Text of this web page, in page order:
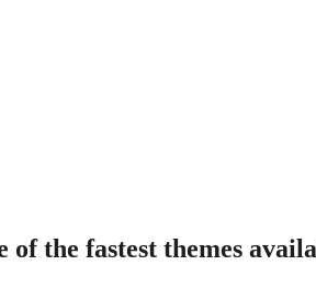
the fastest themes